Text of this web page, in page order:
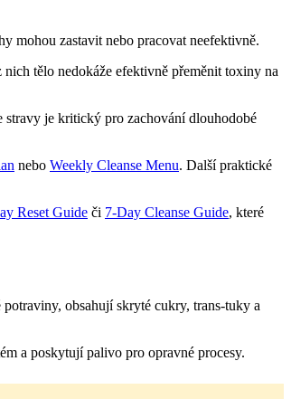
mohou zastavit nebo pracovat neefektivně.
tělo nedokáže efektivně přeměnit toxiny na
je kritický pro zachování dlouhodobé
nebo Weekly Cleanse Menu. Další praktické
Reset Guide či 7-Day Cleanse Guide, které
obsahují skryté cukry, trans-tuky a
a poskytují palivo pro opravné procesy.